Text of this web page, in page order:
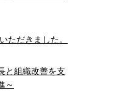
ただきました。
と組織改善を支
～